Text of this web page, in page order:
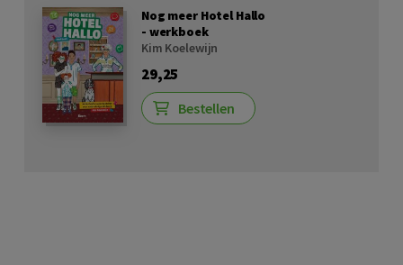
Nog meer Hotel Hallo
- werkboek
Kim Koelewijn
29,25
Bestellen